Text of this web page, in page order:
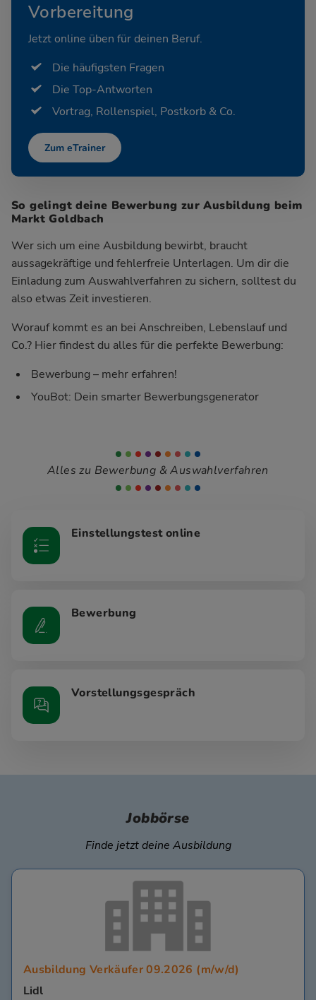
Vorbereitung
Jetzt online üben für deinen Beruf.
Die häufigsten Fragen
Die Top-Antworten
Vortrag, Rollenspiel, Postkorb & Co.
Zum eTrainer
So gelingt deine Bewerbung zur Ausbildung beim
Markt Goldbach
Wer sich um eine Ausbildung bewirbt, braucht
aussagekräftige und fehlerfreie Unterlagen. Um dir die
Einladung zum Auswahlverfahren zu sichern, solltest du
also etwas Zeit investieren.
Worauf kommt es an bei Anschreiben, Lebenslauf und
Co.? Hier findest du alles für die perfekte Bewerbung:
Bewerbung – mehr erfahren!
YouBot: Dein smarter Bewerbungsgenerator
Alles zu Bewerbung & Auswahlverfahren
Einstellungstest online
Bewerbung
Vorstellungsgespräch
Jobbörse
Finde jetzt deine Ausbildung
Ausbildung Verkäufer 09.2026 (m/w/d)
Lidl